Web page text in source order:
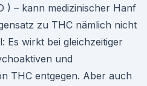
) – kann medizinischer Hanf
zu THC nämlich nicht
Es wirkt bei gleichzeitiger
und
THC entgegen. Aber auch